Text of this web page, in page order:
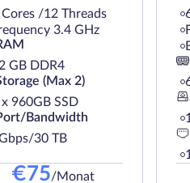
/12 Threads
3.4 GHz
GB DDR4
(Max 2)
х 960GB SSD
Bandwidth
30 TB
€75/Monat